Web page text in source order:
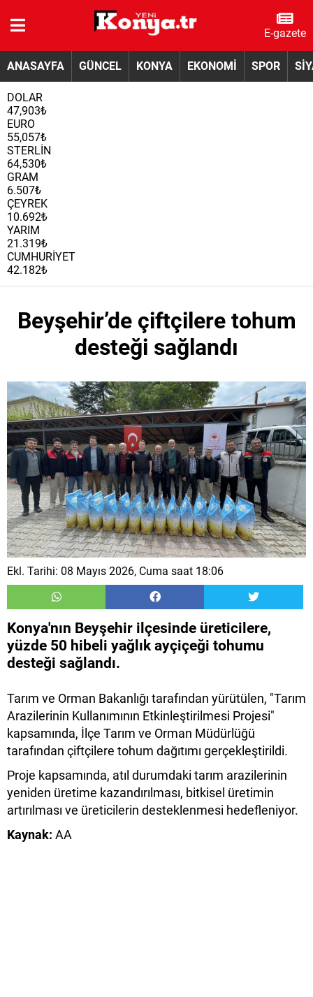
E-gazete
ANASAYFA GÜNCEL KONYA EKONOMİ SPOR
DOLAR
47,903₺
EURO
55,057₺
STERLİN
64,530₺
GRAM
6.507₺
ÇEYREK
10.692₺
YARIM
21.319₺
CUMHURİYET
42.182₺
Beyşehir’de çiftçilere tohum
desteği sağlandı
Ekl. Tarihi: 08 Mayıs 2026, Cuma saat 18:06
Konya'nın Beyşehir ilçesinde üreticilere,
yüzde 50 hibeli yağlık ayçiçeği tohumu
desteği sağlandı.
Tarım ve Orman Bakanlığı tarafından yürütülen, "Tarım
Arazilerinin Kullanımının Etkinleştirilmesi Projesi"
kapsamında, İlçe Tarım ve Orman Müdürlüğü
tarafından çiftçilere tohum dağıtımı gerçekleştirildi.
Proje kapsamında, atıl durumdaki tarım arazilerinin
yeniden üretime kazandırılması, bitkisel üretimin
artırılması ve üreticilerin desteklenmesi hedefleniyor.
Kaynak: AA